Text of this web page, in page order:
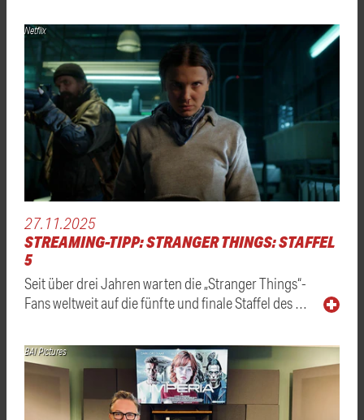
Netflix
27.11.2025
STREAMING-TIPP: STRANGER THINGS: STAFFEL
5
Seit über drei Jahren warten die „Stranger Things“-
Fans weltweit auf die fünfte und finale Staffel des …
BAI Pictures